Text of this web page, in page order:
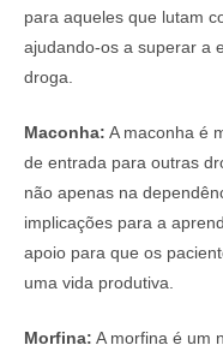
para aqueles que lutam
ajudando-os a superar a
droga.
Maconha: A maconha é
de entrada para outras
não apenas na
implicações para a
apoio para que os
uma vida produtiva.
Morfina: A morfina é um